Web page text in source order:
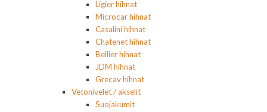
Ligier hihnat
Microcar hihnat
Casalini hihnat
Chatenet hihnat
Bellier hihnat
JDM hihnat
Grecav hihnat
Vetonivelet / akselit
Suojakumit